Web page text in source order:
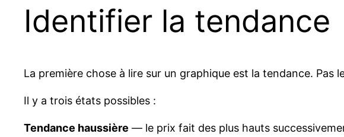
Identifier la tendance
La première chose à lire sur un graphique est la tendance.
Il y a trois états possibles :
Tendance haussière — le prix fait des plus hauts